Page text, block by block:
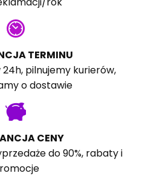
TERMINU
pilnujemy kurierów,
o dostawie
CENY
do 90%, rabaty i